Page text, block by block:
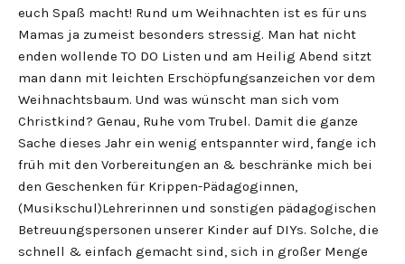
euch Spaß macht! Rund um Weihnachten ist es für uns
Mamas ja zumeist besonders stressig. Man hat nicht
enden wollende TO DO Listen und am Heilig Abend sitzt
man dann mit leichten Erschöpfungsanzeichen vor dem
Weihnachtsbaum. Und was wünscht man sich vom
Christkind? Genau, Ruhe vom Trubel. Damit die ganze
Sache dieses Jahr ein wenig entspannter wird, fange ich
früh mit den Vorbereitungen an & beschränke mich bei
den Geschenken für Krippen-Pädagoginnen,
(Musikschul)Lehrerinnen und sonstigen pädagogischen
Betreuungspersonen unserer Kinder auf DIYs. Solche, die
schnell & einfach gemacht sind, sich in großer Menge